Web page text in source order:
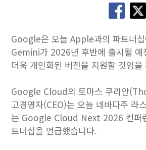
Google은 오늘 Apple과의 파트너십
Gemini가 2026년 후반에 출시될 예
더욱 개인화된 버전을 지원할 것임을
Google Cloud의 토마스 쿠리안
고경영자(CEO)는 오늘 네바다주 라
는 Google Cloud Next 2026 컨퍼
트너십을 언급했습니다.